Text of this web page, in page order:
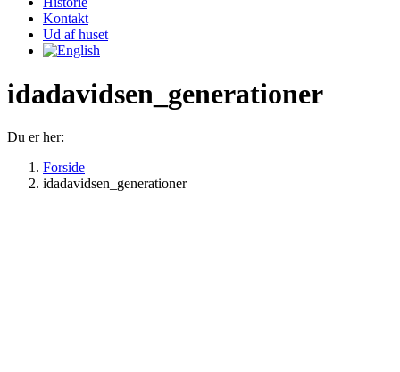
Kontakt
Ud af huset
idadavidsen_generationer
Du er her:
Forside
idadavidsen_generationer